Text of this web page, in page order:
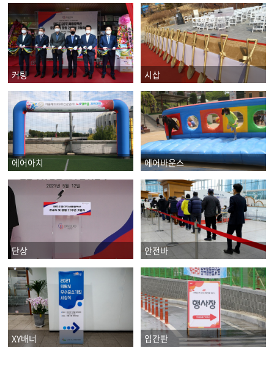
커팅 시삽
에어아치 에어바운스
단상 안전바
XY배너 입간판